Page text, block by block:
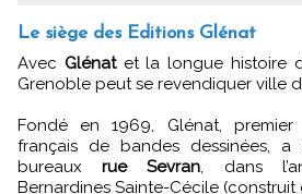
Le siège des Editions Glénat
Avec Glénatet la longue histoire
Grenoble peut se revendiquer ville
Fondé en 1969, Glénat, premier
français de bandes dessinées,
bureauxrue Sevran, dans
Bernardines Sainte-Cécile (construit